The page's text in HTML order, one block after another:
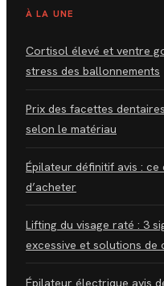
À LA UNE
Cortisol élevé et ventre
stress des ballonnements
Prix des facettes
selon le matériau
Épilateur définitif avis : ce
d’acheter
Lifting du visage raté : 3
excessive et solutions de
Épilateur électrique avis